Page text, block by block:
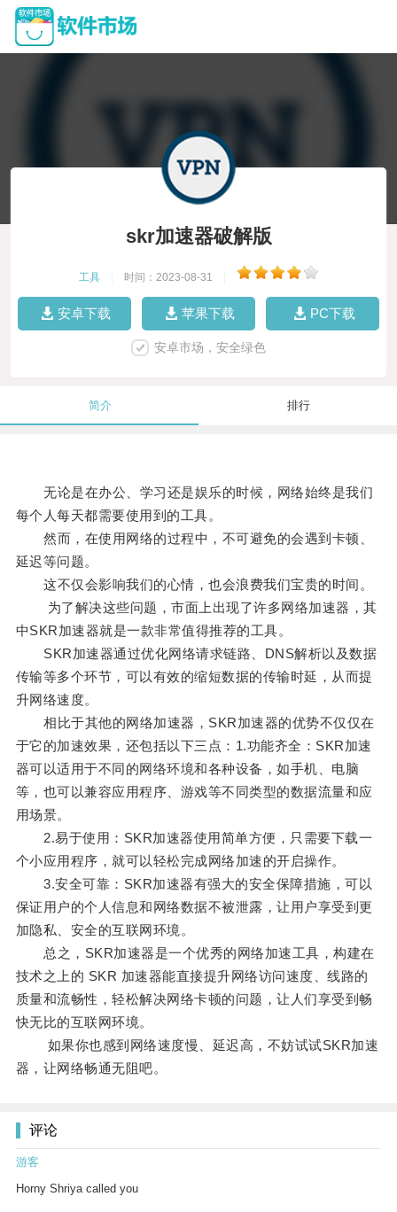
skr加速器破解版
工具 时间：2023-08-31
安卓下载 苹果下载 PC下载
安卓市场，安全绿色
简介 排行
无论是在办公、学习还是娱乐的时候，网络始终是我们
每个人每天都需要使用到的工具。
然而，在使用网络的过程中，不可避免的会遇到卡顿、
延迟等问题。
这不仅会影响我们的心情，也会浪费我们宝贵的时间。
为了解决这些问题，市面上出现了许多网络加速器，其
中SKR加速器就是一款非常值得推荐的工具。
SKR加速器通过优化网络请求链路、DNS解析以及数据
传输等多个环节，可以有效的缩短数据的传输时延，从而提
升网络速度。
相比于其他的网络加速器，SKR加速器的优势不仅仅在
于它的加速效果，还包括以下三点：1.功能齐全：SKR加速
器可以适用于不同的网络环境和各种设备，如手机、电脑
等，也可以兼容应用程序、游戏等不同类型的数据流量和应
用场景。
2.易于使用：SKR加速器使用简单方便，只需要下载一
个小应用程序，就可以轻松完成网络加速的开启操作。
3.安全可靠：SKR加速器有强大的安全保障措施，可以
保证用户的个人信息和网络数据不被泄露，让用户享受到更
加隐私、安全的互联网环境。
总之，SKR加速器是一个优秀的网络加速工具，构建在
技术之上的 SKR 加速器能直接提升网络访问速度、线路的
质量和流畅性，轻松解决网络卡顿的问题，让人们享受到畅
快无比的互联网环境。
如果你也感到网络速度慢、延迟高，不妨试试SKR加速
器，让网络畅通无阻吧。
评论
游客
Horny Shriya called you